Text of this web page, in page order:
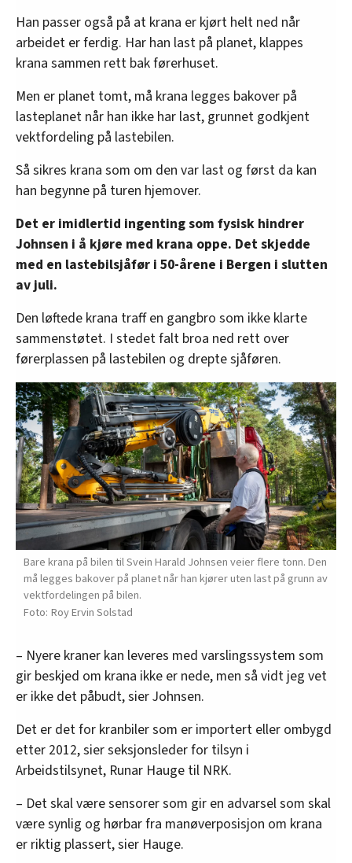
Han passer også på at krana er kjørt helt ned når
arbeidet er ferdig. Har han last på planet, klappes
krana sammen rett bak førerhuset.
Men er planet tomt, må krana legges bakover på
lasteplanet når han ikke har last, grunnet godkjent
vektfordeling på lastebilen.
Så sikres krana som om den var last og først da kan
han begynne på turen hjemover.
Det er imidlertid ingenting som fysisk hindrer
Johnsen i å kjøre med krana oppe. Det skjedde
med en lastebilsjåfør i 50-årene i Bergen i slutten
av juli.
Den løftede krana traff en gangbro som ikke klarte
sammenstøtet. I stedet falt broa ned rett over
førerplassen på lastebilen og drepte sjåføren.
Bare krana på bilen til Svein Harald Johnsen veier flere tonn. Den
må legges bakover på planet når han kjører uten last på grunn av
vektfordelingen på bilen.
Roy Ervin Solstad
– Nyere kraner kan leveres med varslingssystem som
gir beskjed om krana ikke er nede, men så vidt jeg vet
er ikke det påbudt, sier Johnsen.
Det er det for kranbiler som er importert eller ombygd
etter 2012, sier seksjonsleder for tilsyn i
Arbeidstilsynet, Runar Hauge til NRK.
– Det skal være sensorer som gir en advarsel som skal
være synlig og hørbar fra manøverposisjon om krana
er riktig plassert, sier Hauge.